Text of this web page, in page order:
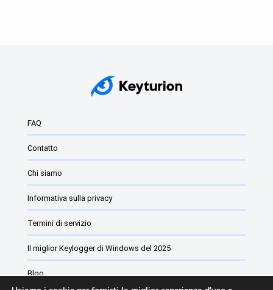
FAQ
Contatto
Chi siamo
Informativa sulla privacy
Termini di servizio
Il miglior Keylogger di Windows del 2025
Blog